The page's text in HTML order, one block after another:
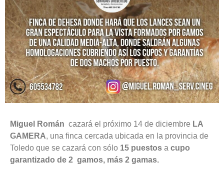
Miguel Román cazará el próximo 14 de diciembre LA
GAMERA, una finca cercada ubicada en la provincia de
Toledo que se cazará con sólo 15 puestos a cupo
garantizado de 2 gamos, más 2 gamas.